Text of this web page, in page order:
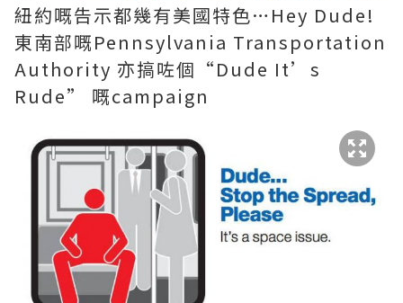
紐約嘅告示都幾有美國特色…Hey Dude!
東南部嘅Pennsylvania Transportation
Authority 亦搞咗個“Dude It’s
Rude” 嘅campaign